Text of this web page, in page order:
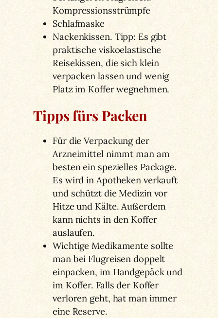
Kompressionsstrümpfe
Schlafmaske
Nackenkissen. Tipp: Es gibt
praktische viskoelastische
Reisekissen, die sich klein
verpacken lassen und wenig
Platz im Koffer wegnehmen.
Tipps fürs Packen
Für die Verpackung der
Arzneimittel nimmt man am
besten ein spezielles Package.
Es wird in Apotheken verkauft
und schützt die Medizin vor
Hitze und Kälte. Außerdem
kann nichts in den Koffer
auslaufen.
Wichtige Medikamente sollte
man bei Flugreisen doppelt
einpacken, im Handgepäck und
im Koffer. Falls der Koffer
verloren geht, hat man immer
eine Reserve.